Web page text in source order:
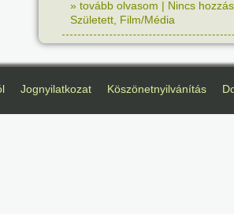
» tovább olvasom | Nincs
Született Film/Média
Jognyilatkozat Köszönetnyilvánítás